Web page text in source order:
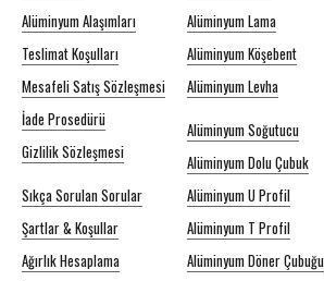
Alüminyum Alaşımları
Teslimat Koşulları
Mesafeli Satış Sözleşmesi
İade Prosedürü
Gizlilik Sözleşmesi
Sıkça Sorulan Sorular
Şartlar & Koşullar
Ağırlık Hesaplama
Alüminyum Lama
Alüminyum Köşebent
Alüminyum Levha
Alüminyum Soğutucu
Alüminyum Dolu Çubuk
Alüminyum U Profil
Alüminyum T Profil
Alüminyum Döner Çubuğu